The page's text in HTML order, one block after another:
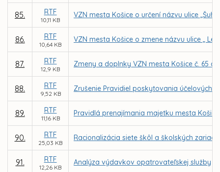
85. RTF
10,11 KB
VZN mesta Košice o určení názvu ulice
86. RTF
10,64 KB
VZN mesta Košice o zmene názvu ulice „
87. RTF
12,9 KB
Zmeny a doplnky VZN mesta Košice č. 65
88. RTF
9,52 KB
Zrušenie Pravidiel poskytovania účelových
89. RTF
11,16 KB
Pravidlá prenajímania majetku mesta
90. RTF
25,03 KB
Racionalizácia siete škôl a školských
91. RTF
12,26 KB
Analýza výdavkov opatrovateľskej služby